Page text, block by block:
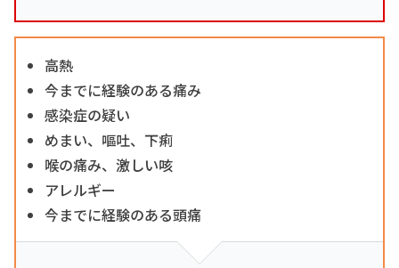
高熱
今までに経験のある痛み
感染症の疑い
めまい、嘔吐、下痢
喉の痛み、激しい咳
アレルギー
今までに経験のある頭痛